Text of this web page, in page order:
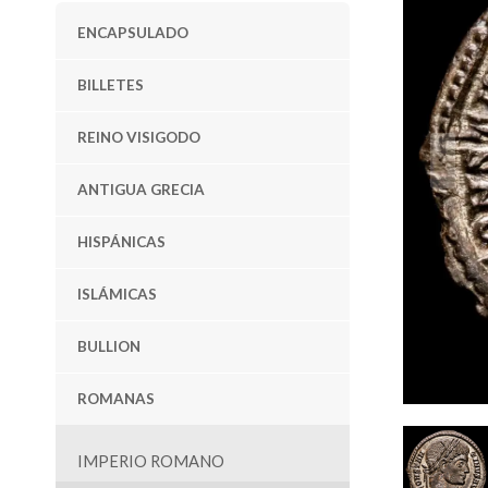
ENCAPSULADO
BILLETES
REINO VISIGODO
ANTIGUA GRECIA
HISPÁNICAS
ISLÁMICAS
BULLION
ROMANAS
IMPERIO ROMANO